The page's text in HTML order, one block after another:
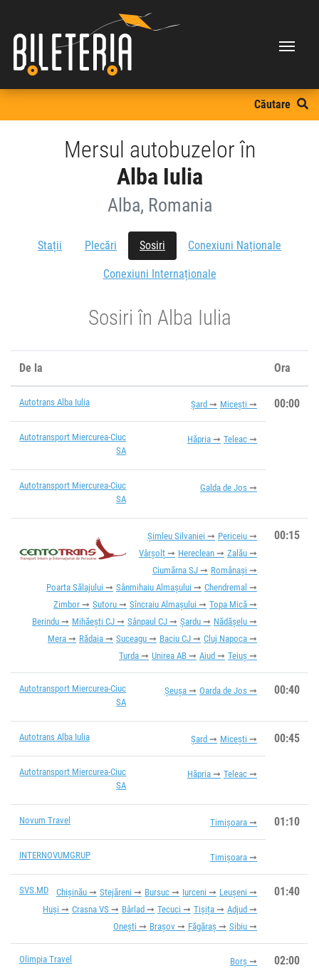
Căutare
Mersul autobuzelor în
Alba Iulia
Alba, Romania
Stații Plecări Sosiri Conexiuni Naționale
Conexiuni Internaționale
Sosiri în Alba Iulia
De la Ora
Autotrans Alba Iulia Șard Micești 00:00
Autotransport Miercurea-Ciuc
SA
Hăpria Teleac
Autotransport Miercurea-Ciuc
SA
Galda de Jos
Șimleu Silvaniei
Periceiu
Vârșolț
Hereclean
Zalău
Ciumărna SJ
Românași
Poarta Sălajului
Sânmihaiu Almașului
Chendremal
Zimbor
Sutoru Sîncraiu Almașului
Topa Mică
Berindu
Mihăești CJ Sânpaul CJ Șardu
Nădășelu
Mera
Rădaia Suceagu Baciu CJ
Cluj Napoca
Turda
Unirea AB Aiud Teiuș
00:15
Autotransport Miercurea-Ciuc
SA
Șeușa Oarda de Jos 00:40
Autotrans Alba Iulia Șard Micești 00:45
Autotransport Miercurea-Ciuc
SA
Hăpria Teleac
Novum Travel Timișoara 01:10
INTERNOVUMGRUP Timișoara
SVS.MD Chișinău Stejăreni Bursuc Iurceni
Leușeni
Huși
Crasna VS Bârlad Tecuci Tișița
Adjud
Onești
Brașov Făgăraș Sibiu
01:40
Olimpia Travel Borș 02:00